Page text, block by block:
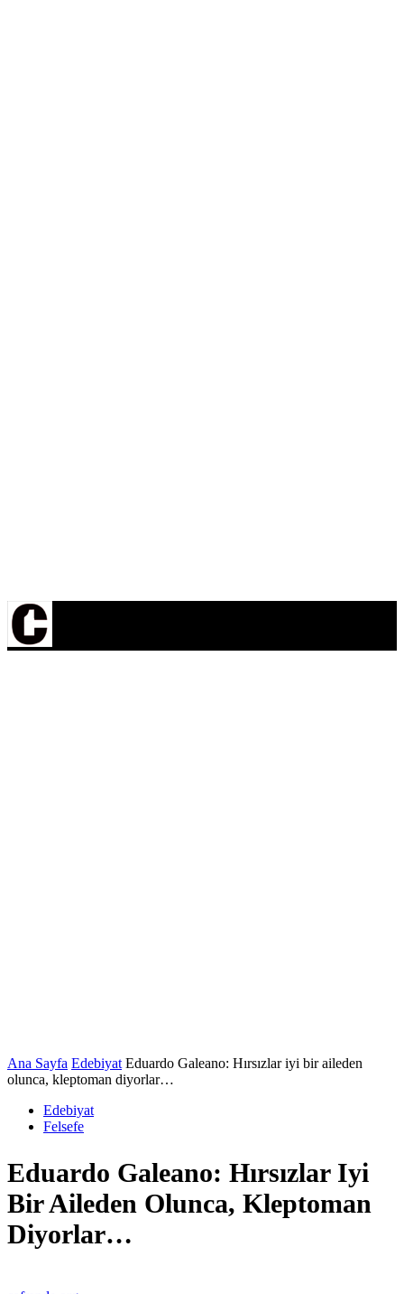
Ana Sayfa Edebiyat Eduardo Galeano: Hırsızlar iyi bir aileden
olunca, kleptoman diyorlar…
Edebiyat
Felsefe
Eduardo Galeano: Hırsızlar Iyi
Bir Aileden Olunca, Kleptoman
Diyorlar…